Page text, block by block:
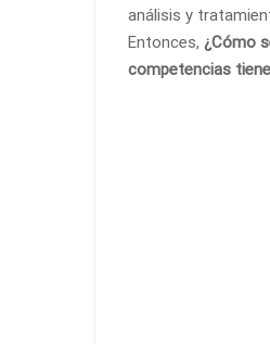
análisis y
Entonces, ¿Cómo
competencias